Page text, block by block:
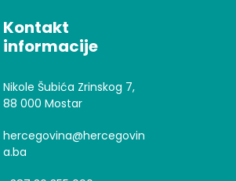
Kontakt
informacije
Nikole Šubića Zrinskog 7,
88 000 Mostar
hercegovina@hercegovin
a.ba